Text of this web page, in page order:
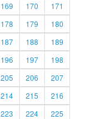
169 170
171
178 179
180
187 188
189
196 197
198
205 206
207
214 215
216
223 224
225